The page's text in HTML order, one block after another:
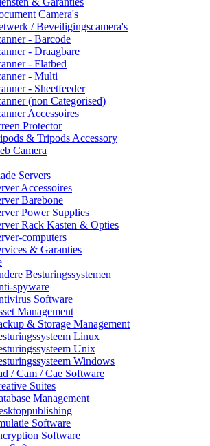
Camera's
/ Beveiligingscamera's
- Barcode
- Draagbare
- Flatbed
- Multi
- Sheetfeeder
(non Categorised)
Accessoires
Protector
& Tripods Accessory
Camera
Servers
Accessoires
Barebone
Power Supplies
Rack Kasten & Opties
computers
& Garanties
Besturingssystemen
spyware
Software
Management
& Storage Management
Linux
Unix
Windows
/ Cam / Cae Software
Suites
Management
Software
Software